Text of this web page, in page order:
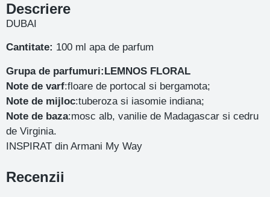
Descriere
DUBAI
Cantitate: 100 ml apa de parfum
Grupa de parfumuri:LEMNOS FLORAL
Note de varf:floare de portocal si bergamota;
Note de mijloc:tuberoza si iasomie indiana;
Note de baza:mosc alb, vanilie de Madagascar si cedru
de Virginia.
INSPIRAT din Armani My Way
Recenzii